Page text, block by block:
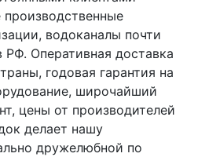
водоканалы почти
РФ. Оперативная доставка
годовая гарантия на
широчайший
цены от производителей
делает нашу
дружелюбной по